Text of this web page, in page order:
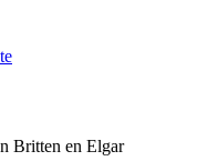
Britten en Elgar